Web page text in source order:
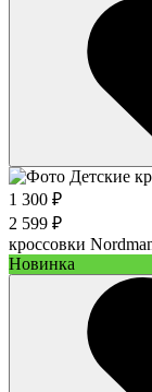
1 300 ₽
2 599 ₽
кроссовки
Новинка